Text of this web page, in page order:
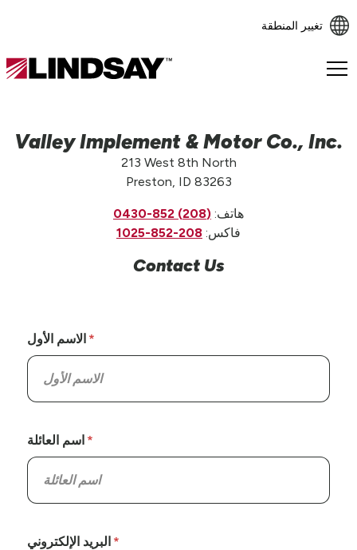
تغيير المنطقة
Lindsay.
Valley Implement & Motor Co., Inc.
213 West 8th North
Preston, ID 83263
هاتف: (208) 852-0430
فاكس: 208-852-1025
Contact Us
الاسم الأول
اسم العائلة
البريد الإلكتروني